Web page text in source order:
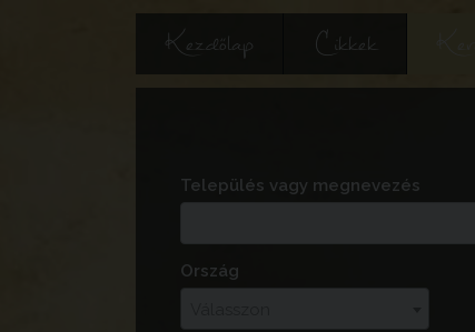
Kezdőlap Cikkek
Település vagy megnevezés
Ország